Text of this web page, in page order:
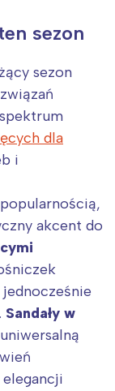
sezon
sezon
dla
i
akcent do
Sandały w